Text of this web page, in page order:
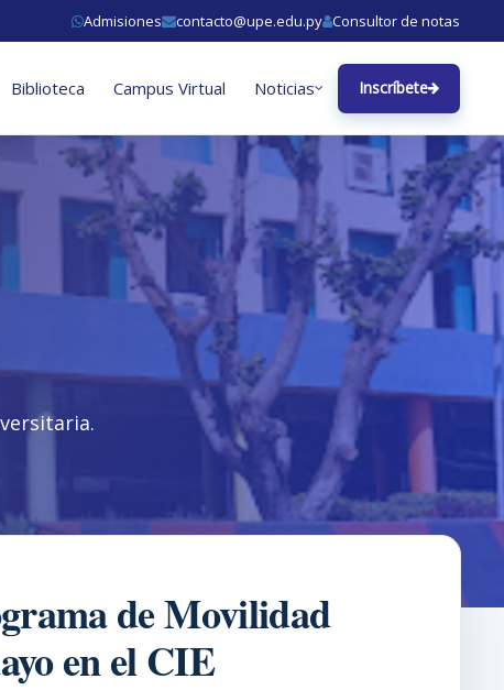
Admisiones contacto@upe.edu.py Consultor de notas
Biblioteca Campus Virtual Noticias Inscríbete
de Movilidad
en el CIE